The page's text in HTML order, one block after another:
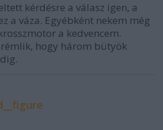
kérdésre a válasz igen, a
a váza. Egyébként nekem még
a kedvencem.
rémlik, hogy három bütyök